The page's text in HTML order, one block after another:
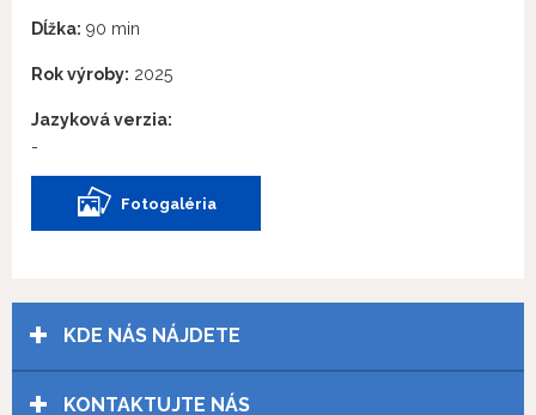
Dĺžka: 90 min
Rok výroby: 2025
Jazyková verzia:
-
Fotogaléria
KDE NÁS NÁJDETE
KONTAKTUJTE NÁS